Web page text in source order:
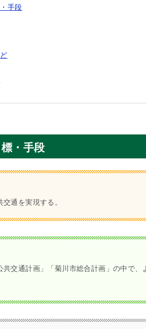
手段
・手段
通を実現する。
共交通計画」「菊川市総合計画」の中で